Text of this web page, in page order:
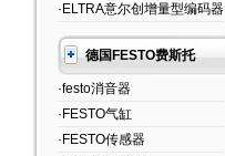
·ELTRA意尔创增量型编码器
德国FESTO费斯托
·festo消音器
·FESTO气缸
·FESTO传感器